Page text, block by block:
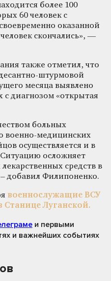
более 100
60 человек с
оказанной
скончались», —
также отметил, что
штурмовой
месяца выявлено
с диагнозом «открытая
больных
военно-медицинских
осуществляется и в
осложняет
средств в
добавил Филипоненко.
военнослужащие ВСУ
Луганской.
и первыми
и важнейших событиях